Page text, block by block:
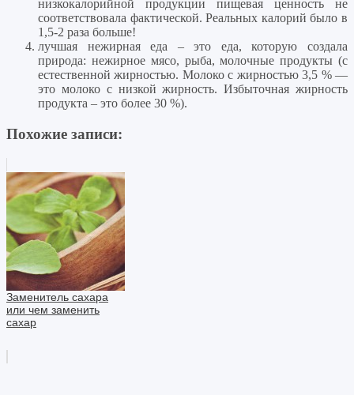
низкокалорийной продукции пищевая ценность не
соответствовала фактической. Реальных калорий было в
1,5-2 раза больше!
лучшая нежирная еда – это еда, которую создала
природа: нежирное мясо, рыба, молочные продукты (с
естественной жирностью. Молоко с жирностью 3,5 % —
это молоко с низкой жирность. Избыточная жирность
продукта – это более 30 %).
Похожие записи:
Заменитель сахара
или чем заменить
сахар